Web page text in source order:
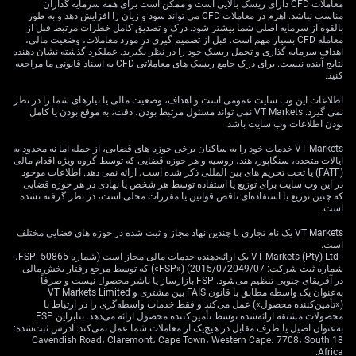
شرط‌بندی روی اینکه یوان افت شدید نکند.
معاملات مبتنی بر زیرساخت
اشاره صریح به تقویت هزینه‌کرد زیرساختی، مستقیماً به نفع
کالاهای صنعتی است. با توجه به اینکه واردات سنگ‌آهن چین
وزنی استاندارد) باقی مانده، پروژه‌های جدید احتمالاً این تقاضا
را حفظ می‌کند. معامله‌گران می‌توانند به موقعیت خرید
(Long؛ سود در صورت افزایش قیمت) در قراردادهای آتی
(Futures؛ قرارداد خرید/فروش در آینده با قیمت مشخص)
بهره ببرند.
در سهام، این رویکرد بیشتر به نفع بخش‌های مشخص است تا
شاخص‌های کلی مثل FTSE China A50 (شاخص ۵۰ سهم
بزرگ بازار A چین). داده‌های ضعیف خرده‌فروشی که ماه
گذشته فقط ۲.۳٪ رشد کرد، نشان می‌دهد فعلاً بهتر است
سراغ شرکت‌های «کالای مصرفی اختیاری» (Consumer
معاملات CFD دارای ریسک بالایی است و ممکن است برای همه سرمایه گذاران
مناسب نباشد. اهرم در معاملات CFD می تواند سود و زیان را افزایش دهد و به طور
بالقوه از سرمایه اصلی شما بیشتر شود. درک و تصدیق کامل خطرات مرتبط قبل از
معامله CFD بسیار مهم است. قبل از تصمیم گیری در مورد معاملات، وضعیت مالی،
اهداف سرمایه گذاری و تحمل ریسک خود را در نظر بگیرید. عملکرد گذشته نشان دهنده
نتایج آینده نیست. برای درک جامع ریسک های معاملاتی CFD به اسناد قانونی ما مراجعه
کنید.
اطلاعات این وب سایت عمومی است و اهداف، وضعیت مالی یا نیازهای شما را در نظر
نمی گیرد. VT Markets نمی تواند مسئول مرتبط بودن، دقت، به موقع بودن یا کامل
بودن اطلاعات وب سایت باشد.
VT Markets خدمات خود را به ساکنان برخی حوزه های قضایی، از جمله اما نه محدود به
ایالات متحده، سنگاپور، هند، روسیه و هر حوزه قضایی که توسط گروه ویژه اقدام مالی
(FATF) یا تحت تحریم های بین المللی ذکر شده است، ارائه نمی دهد. اطلاعات موجود
در این وب سایت برای توزیع یا استفاده توسط هر شخص یا نهادی در هر حوزه قضایی
که چنین توزیع یا استفاده‌ای ناقض قوانین یا مقررات محلی است، در نظر گرفته نشده
است.
VT Markets یک نام تجاری با چندین نهاد مجاز و ثبت شده در حوزه های قضایی مختلف
است.
· VT Markets (Pty) Ltd یک ارائه‌دهنده خدمات مالی مجاز است (شماره FSP: 50865،
شماره ثبت شرکت: 2015/072049/07) («FSP») که توسط مرجع رفتار بخش مالی
در آفریقای جنوبی تنظیم می‌شود. FSP بازارساز یا ناشر محصول نیست و صرفاً
به‌عنوان یک واسطه مطابق با قانون FAIS بین مشتری و VT Markets Limited
(«تأمین‌کننده محصول») عمل می‌کند و فقط خدمات واسطه‌گری را در ارتباط با
محصولات مشتقه ارائه‌شده توسط تأمین‌کننده محصول ارائه می‌دهد. بنابراین FSP
به‌عنوان اصیل یا طرف مقابل در هیچ‌یک از معاملات شما عمل نمی‌کند. آدرس ثبت‌شده:
18 Cavendish Road، Claremont، Cape Town، Western Cape، 7708، South
Africa.